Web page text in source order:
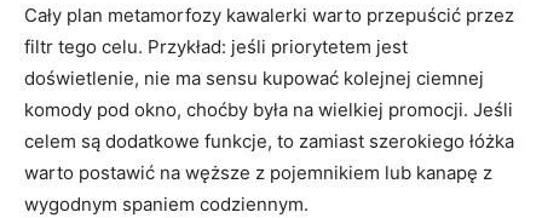
Cały plan metamorfozy kawalerki warto przepuścić przez
filtr tego celu. Przykład: jeśli priorytetem jest
doświetlenie, nie ma sensu kupować kolejnej ciemnej
komody pod okno, choćby była na wielkiej promocji. Jeśli
celem są dodatkowe funkcje, to zamiast szerokiego łóżka
warto postawić na węższe z pojemnikiem lub kanapę z
wygodnym spaniem codziennym.